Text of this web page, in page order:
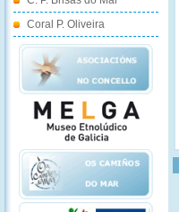
Coral P. Oliveira